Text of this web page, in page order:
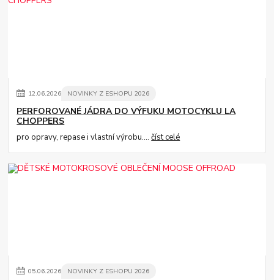
12.06.2026 NOVINKY Z ESHOPU 2026
PERFOROVANÉ JÁDRA DO VÝFUKU MOTOCYKLU LA
CHOPPERS
pro opravy, repase i vlastní výrobu....číst celé
05.06.2026 NOVINKY Z ESHOPU 2026